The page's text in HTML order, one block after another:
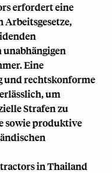
erfordert eine
Arbeitsgesetze,
Eine
und rechtskonforme
um
Strafen zu
sowie produktive
in Thailand